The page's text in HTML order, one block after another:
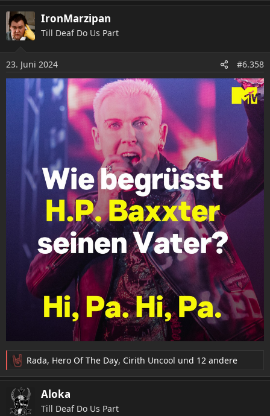
a
k
t
n
e
IronMarzipan
Till Deaf Do Us Part
23. Juni 2024 #6.358
R
e
a
k
t
Rada, Hero Of The Day, Cirith Uncool und 12 andere
Aloka
Till Deaf Do Us Part